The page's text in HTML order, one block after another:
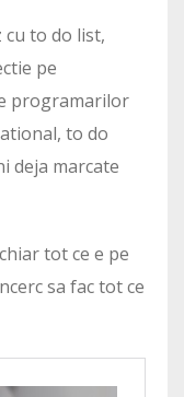
to do list,
pe
programarilor
to do
deja marcate
tot ce e pe
sa fac tot ce